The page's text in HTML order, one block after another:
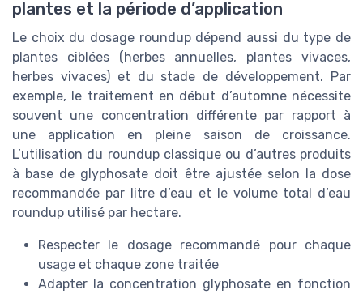
plantes et la période d’application
Le choix du dosage roundup dépend aussi du type de
plantes ciblées (herbes annuelles, plantes vivaces,
herbes vivaces) et du stade de développement. Par
exemple, le traitement en début d’automne nécessite
souvent une concentration différente par rapport à
une application en pleine saison de croissance.
L’utilisation du roundup classique ou d’autres produits
à base de glyphosate doit être ajustée selon la dose
recommandée par litre d’eau et le volume total d’eau
roundup utilisé par hectare.
Respecter le dosage recommandé pour chaque
usage et chaque zone traitée
Adapter la concentration glyphosate en fonction